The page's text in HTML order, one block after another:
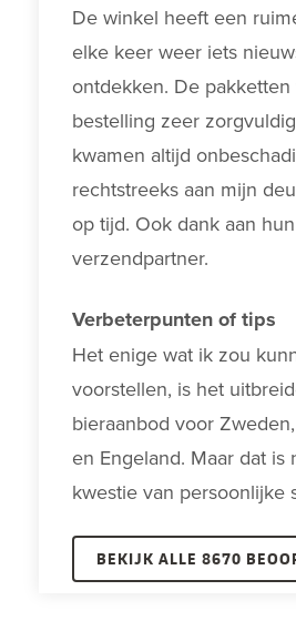
De winkel heeft een
elke keer weer iets
ontdekken. De
bestelling zeer
kwamen altijd
rechtstreeks aan mijn
op tijd. Ook dank aan
verzendpartner.
Verbeterpunten of tips
Het enige wat ik zou
voorstellen, is het
bieraanbod voor
en Engeland. Maar dat is
kwestie van persoonlijke
BEKIJK ALLE 8670